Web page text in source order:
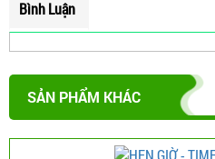
Bình Luận
SẢN PHẨM KHÁC